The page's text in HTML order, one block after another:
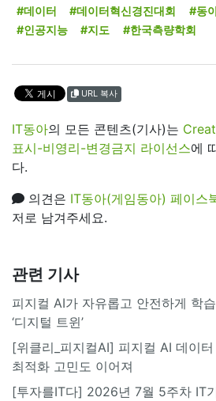
#데이터 #데이터혁신경진대회 #동
#인공지능
#지도 #한국측량학회
URL 복사
IT동아의 모든 콘텐츠(기사)는
표시-비영리-변경금지 라이선스에
다.
의견은 IT동아(게임동아) 페이스
저로 남겨주세요.
관련 기사
피지컬 AI가 자유롭고 안전하게 학
‘디지털 트윈’
[위클리_피지컬AI] 피지컬 AI 데이
최적화 고민도 이어져
[투자를IT다] 2026년 7월 5주차 IT